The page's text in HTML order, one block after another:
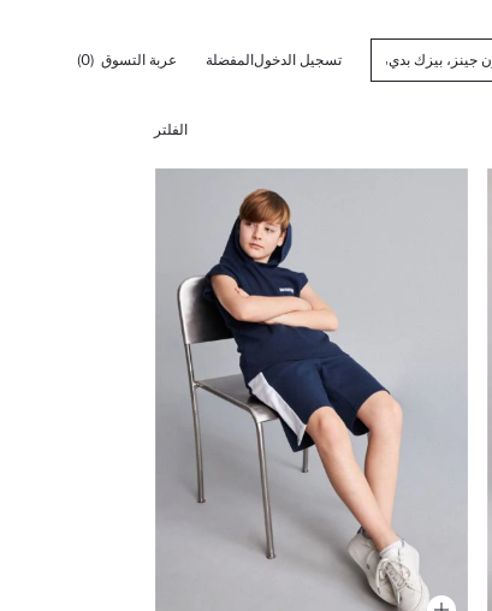
تسجيل الدخولالمفضلة عربة التسوق (0)
الفلتر